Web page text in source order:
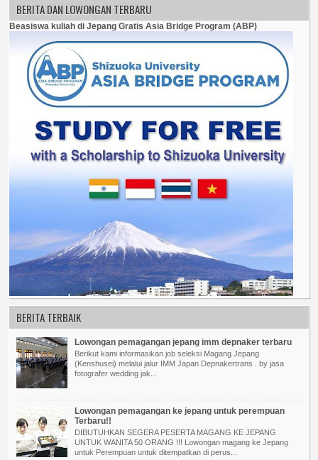
BERITA DAN LOWONGAN TERBARU
Beasiswa kuliah di Jepang Gratis Asia Bridge Program (ABP)
BERITA TERBAIK
Lowongan pemagangan jepang imm depnaker terbaru
Berikut kami informasikan job seleksi Magang Jepang
(Kenshusei) melalui jalur IMM Japan Depnakertrans . by jasa
fotografer wedding jak...
Lowongan pemagangan ke jepang untuk perempuan
Terbaru!!
DIBUTUHKAN SEGERA PESERTA MAGANG KE JEPANG
UNTUK WANITA 50 ORANG !!! Lowongan magang ke Jepang
untuk Perempuan untuk ditempatkan di perus...